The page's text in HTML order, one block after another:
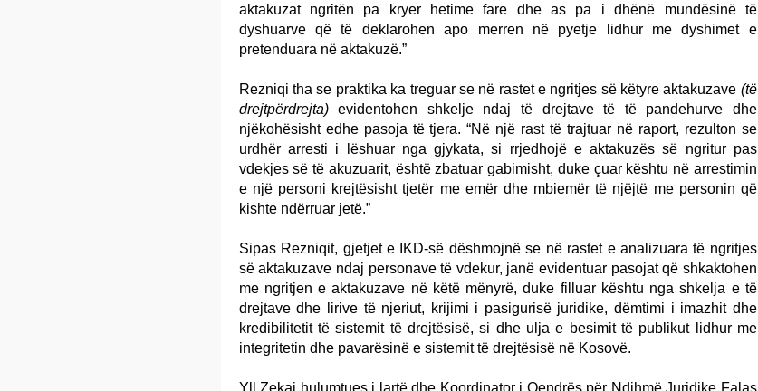
aktakuzat ngritën pa kryer hetime fare dhe as pa i dhënë mundësinë të
dyshuarve që të deklarohen apo merren në pyetje lidhur me dyshimet e
pretenduara në aktakuzë.”
Rezniqi tha se praktika ka treguar se në rastet e ngritjes së këtyre aktakuzave (të
drejtpërdrejta)evidentohen shkelje ndaj të drejtave të të pandehurve dhe
njëkohësisht edhe pasoja të tjera. “Në një rast të trajtuar në raport, rezulton se
urdhër arresti i lëshuar nga gjykata, si rrjedhojë e aktakuzës së ngritur pas
vdekjes së të akuzuarit, është zbatuar gabimisht, duke çuar kështu në arrestimin
e një personi krejtësisht tjetër me emër dhe mbiemër të njëjtë me personin që
kishte ndërruar jetë.”
Sipas Rezniqit, gjetjet e IKD-së dëshmojnë se në rastet e analizuara të ngritjes
së aktakuzave ndaj personave të vdekur, janë evidentuar pasojat që shkaktohen
me ngritjen e aktakuzave në këtë mënyrë, duke filluar kështu nga shkelja e të
drejtave dhe lirive të njeriut, krijimi i pasigurisë juridike, dëmtimi i imazhit dhe
kredibilitetit të sistemit të drejtësisë, si dhe ulja e besimit të publikut lidhur me
integritetin dhe pavarësinë e sistemit të drejtësisë në Kosovë.
Yll Zekaj hulumtues i lartë dhe Koordinator i Qendrës për Ndihmë Juridike Falas